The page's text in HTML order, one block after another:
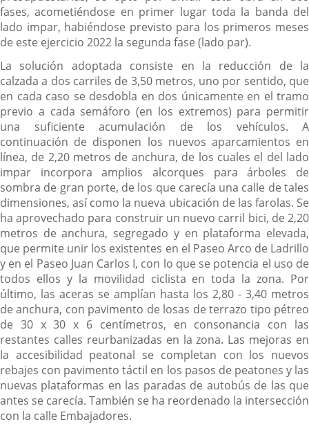
fases, acometiéndose en primer lugar toda la banda del
lado impar, habiéndose previsto para los primeros meses
de este ejercicio 2022 la segunda fase (lado par).
La solución adoptada consiste en la reducción de la
calzada a dos carriles de 3,50 metros, uno por sentido, que
en cada caso se desdobla en dos únicamente en el tramo
previo a cada semáforo (en los extremos) para permitir
una suficiente acumulación de los vehículos. A
continuación de disponen los nuevos aparcamientos en
línea, de 2,20 metros de anchura, de los cuales el del lado
impar incorpora amplios alcorques para árboles de
sombra de gran porte, de los que carecía una calle de tales
dimensiones, así como la nueva ubicación de las farolas. Se
ha aprovechado para construir un nuevo carril bici, de 2,20
metros de anchura, segregado y en plataforma elevada,
que permite unir los existentes en el Paseo Arco de Ladrillo
y en el Paseo Juan Carlos I, con lo que se potencia el uso de
todos ellos y la movilidad ciclista en toda la zona. Por
último, las aceras se amplían hasta los 2,80 - 3,40 metros
de anchura, con pavimento de losas de terrazo tipo pétreo
de 30 x 30 x 6 centímetros, en consonancia con las
restantes calles reurbanizadas en la zona. Las mejoras en
la accesibilidad peatonal se completan con los nuevos
rebajes con pavimento táctil en los pasos de peatones y las
nuevas plataformas en las paradas de autobús de las que
antes se carecía. También se ha reordenado la intersección
con la calle Embajadores.